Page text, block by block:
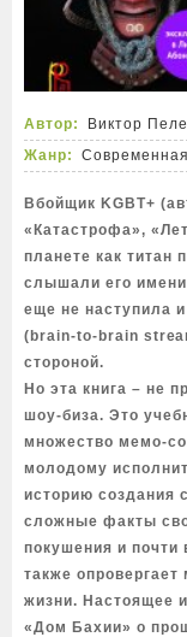
Автор:
Виктор
Жанр:
Вбойщик KGBT+
«Катастрофа»,
планете как титан
слышали его
еще не наступила
(brain-to-brain
стороной.
Но эта книга – не
шоу-биза. Это
множество мемо-
молодому
историю создания
сложные факты
покушения и почти
также
жизни. Настоящее
«Дом Бахии» о